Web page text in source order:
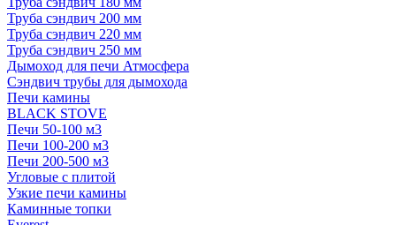
Труба сэндвич 200 мм
Труба сэндвич 220 мм
Труба сэндвич 250 мм
Дымоход для печи Атмосфера
Сэндвич трубы для дымохода
Печи камины
BLACK STOVE
Печи 50-100 м3
Печи 100-200 м3
Печи 200-500 м3
Угловые с плитой
Узкие печи камины
Каминные топки